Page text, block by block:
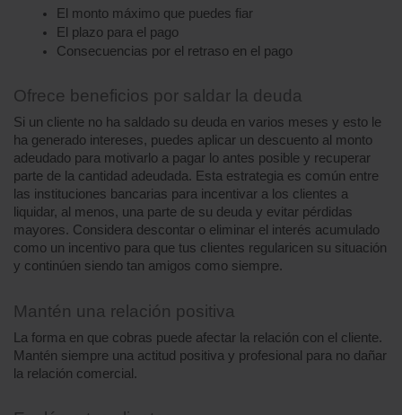
El monto máximo que puedes fiar
El plazo para el pago
Consecuencias por el retraso en el pago
Ofrece beneficios por saldar la deuda
Si un cliente no ha saldado su deuda en varios meses y esto le
ha generado intereses, puedes aplicar un descuento al monto
adeudado para motivarlo a pagar lo antes posible y recuperar
parte de la cantidad adeudada. Esta estrategia es común entre
las instituciones bancarias para incentivar a los clientes a
liquidar, al menos, una parte de su deuda y evitar pérdidas
mayores. Considera descontar o eliminar el interés acumulado
como un incentivo para que tus clientes regularicen su situación
y continúen siendo tan amigos como siempre.
Mantén una relación positiva
La forma en que cobras puede afectar la relación con el cliente.
Mantén siempre una actitud positiva y profesional para no dañar
la relación comercial.